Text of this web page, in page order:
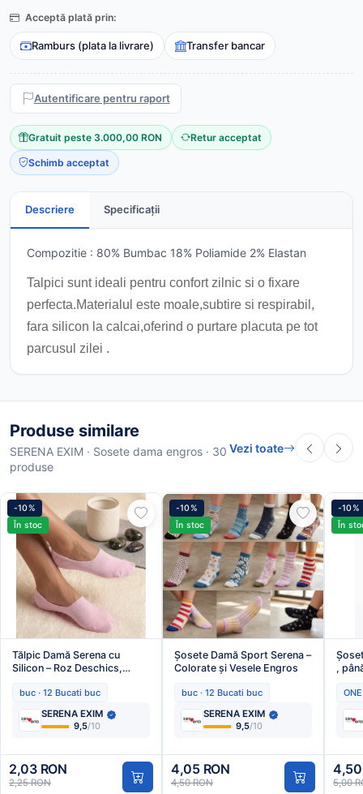
Acceptă plată prin:
Ramburs (plata la livrare) Transfer bancar
Autentificare pentru raport
Gratuit peste 3.000,00 RON Retur acceptat
Schimb acceptat
Descriere Specificații
Compozitie : 80% Bumbac 18% Poliamide 2% Elastan
Talpici sunt ideali pentru confort zilnic si o fixare
perfecta.Materialul este moale,subtire si respirabil,
fara silicon la calcai,oferind o purtare placuta pe tot
parcusul zilei .
Produse similare
SERENA EXIM · Sosete dama engros · 30
produse
Vezi toate
-10%
În stoc
Tălpic Damă Serena cu
Silicon – Roz Deschics,
buc · 12 Bucati buc
SERENA EXIM
9,5/10
2,03 RON
2,25 RON
-10%
În stoc
Șosete Damă Sport Serena –
Colorate și Vesele Engros
buc · 12 Bucati buc
SERENA EXIM
9,5/10
4,05 RON
4,50 RON
-10%
În
,
4,50
5,00